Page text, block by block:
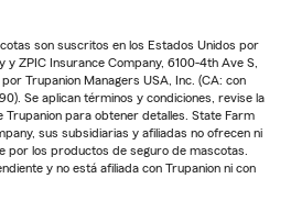
son suscritos en los Estados Unidos por
ZPIC Insurance Company, 6100-4th Ave S,
Trupanion Managers USA, Inc. (CA: con
Se aplican términos y condiciones, revise la
Trupanion para obtener detalles. State Farm
sus subsidiarias y afiliadas no ofrecen ni
por los productos de seguro de mascotas.
y no está afiliada con Trupanion ni con